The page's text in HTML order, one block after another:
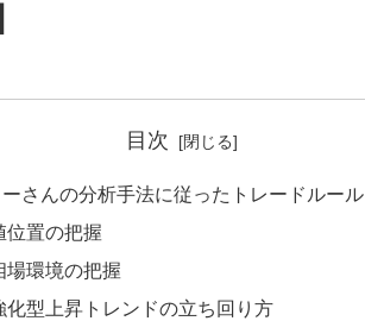
目次
ーさんの分析手法に従ったトレードルール
位置の把握
場環境の把握
化型上昇トレンドの立ち回り方